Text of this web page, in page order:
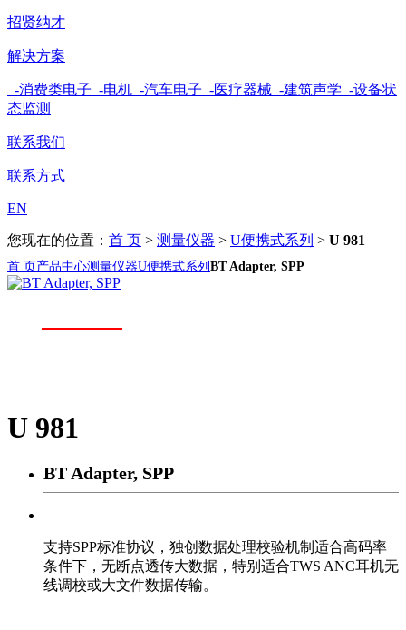
招贤纳才
解决方案
-消费类电子 -电机 -汽车电子 -医疗器械 -建筑声学 -设备状
态监测
联系我们
联系方式
EN
您现在的位置： 首 页 > 测量仪器 > U便携式系列 > U 981
首 页产品中心测量仪器U便携式系列BT Adapter, SPP
U 981
BT Adapter, SPP
支持SPP标准协议，独创数据处理校验机制适合高码率
条件下，无断点透传大数据，特别适合TWS ANC耳机无
线调校或大文件数据传输。